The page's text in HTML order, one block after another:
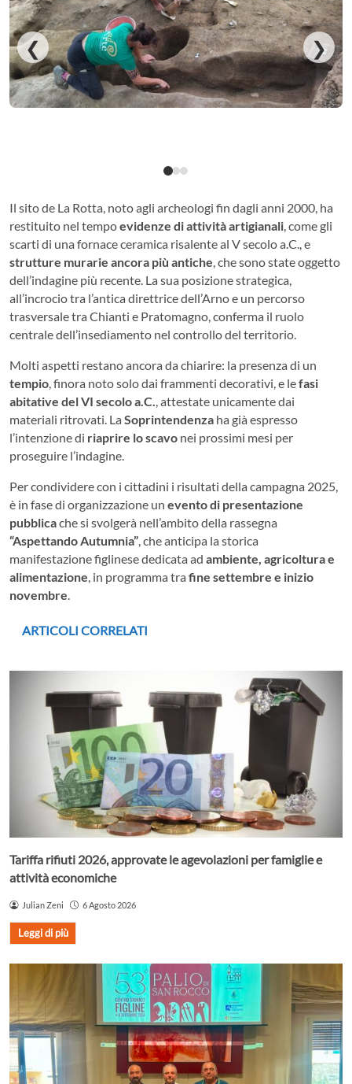
❮ ❯
Il sito de La Rotta, noto agli archeologi fin dagli anni 2000, ha
restituito nel tempoevidenze di attività artigianali , come gli
scarti di una fornace ceramica risalente al V secolo a.C., e
strutture murarie ancora più antiche , che sono state oggetto
dell’indagine più recente. La sua posizione strategica,
all’incrocio tra l’antica direttrice dell’Arno e un percorso
trasversale tra Chianti e Pratomagno, conferma il ruolo
centrale dell’insediamento nel controllo del territorio.
Molti aspetti restano ancora da chiarire: la presenza di un
tempio , finora noto solo dai frammenti decorativi, e lefasi
abitative del VI secolo a.C. , attestate unicamente dai
materiali ritrovati. La Soprintendenza ha già espresso
l’intenzione di riaprire lo scavo nei prossimi mesi per
proseguire l’indagine.
Per condividere con i cittadini i risultati della campagna 2025,
è in fase di organizzazione un evento di presentazione
pubblicache si svolgerà nell’ambito della rassegna
“Aspettando Autumnia” , che anticipa la storica
manifestazione figlinese dedicata ad ambiente, agricoltura e
alimentazione , in programma tra fine settembre e inizio
novembre
ARTICOLI CORRELATI
Tariffa rifiuti 2026, approvate le agevolazioni per famiglie e
attività economiche
Julian Zeni 6 Agosto 2026
Leggi di più